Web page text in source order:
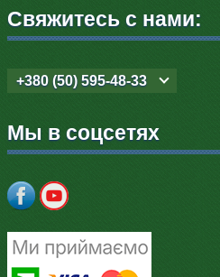
Свяжитесь с нами:
+380 (50) 595-48-33
Мы в соцсетях